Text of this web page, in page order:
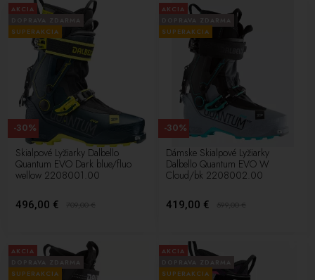
AKCIA
SUPERAKCIA
Skialpové Lyžiarky Dalbello
Quantum EVO Dark blue/fluo
wellow 2208001.00
496,00 € 709,00€
-30%
AKCIA
SUPERAKCIA
Dámske Skialpové Lyžiarky
Dalbello Quantum EVO W
Cloud/bk 2208002.00
419,00 € 599,00€
-30%
AKCIA
SUPERAKCIA
AKCIA
SUPERAKCIA